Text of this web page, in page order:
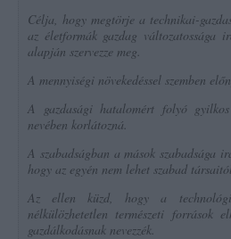
Célja, hogy megtörje a technikai-
az életformák gazdag változatossága
alapján szervezze meg.
A mennyiségi növekedéssel szemben
A gazdasági hatalomért folyó
nevében korlátozná.
A szabadságban a mások szabadsága
hogy az egyén nem lehet szabad
Az ellen küzd, hogy a
nélkülözhetetlen természeti források
gazdálkodásnak nevezzék.